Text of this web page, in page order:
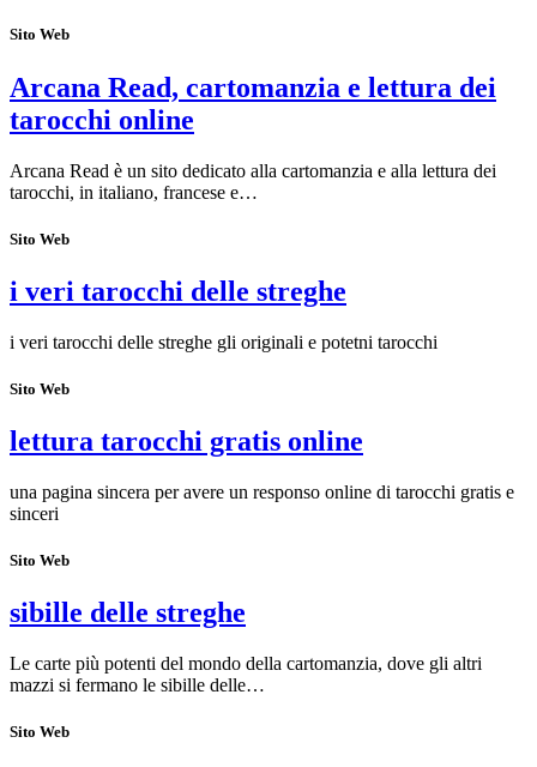
Sito Web
Arcana Read, cartomanzia e lettura dei
tarocchi online
Arcana Read è un sito dedicato alla cartomanzia e alla lettura dei
tarocchi, in italiano, francese e…
Sito Web
i veri tarocchi delle streghe
i veri tarocchi delle streghe gli originali e potetni tarocchi
Sito Web
lettura tarocchi gratis online
una pagina sincera per avere un responso online di tarocchi gratis e
sinceri
Sito Web
sibille delle streghe
Le carte più potenti del mondo della cartomanzia, dove gli altri
mazzi si fermano le sibille delle…
Sito Web